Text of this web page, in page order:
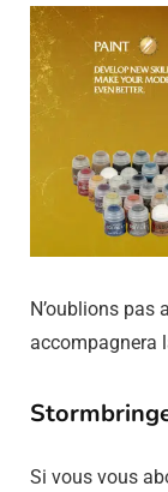
N’oublions pas
accompagnera
Si vous vous